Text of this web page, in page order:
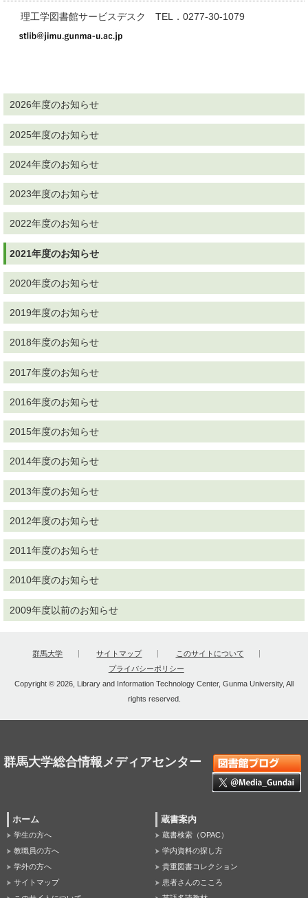
理工学図書館サービスデスク TEL．0277-30-1079
2026年度のお知らせ
2025年度のお知らせ
2024年度のお知らせ
2023年度のお知らせ
2022年度のお知らせ
2021年度のお知らせ
2020年度のお知らせ
2019年度のお知らせ
2018年度のお知らせ
2017年度のお知らせ
2016年度のお知らせ
2015年度のお知らせ
2014年度のお知らせ
2013年度のお知らせ
2012年度のお知らせ
2011年度のお知らせ
2010年度のお知らせ
2009年度以前のお知らせ
群馬大学 サイトマップ
このサイトについて
プライバシーポリシー
Copyright © 2026, Library and Information Technology Center, Gunma University, All
rights reserved.
群馬大学総合情報メディアセンター
ホーム
学生の方へ
教職員の方へ
学外の方へ
サイトマップ
蔵書案内
蔵書検索（OPAC）
学内資料の探し方
貴重図書コレクション
患者さんのこころ